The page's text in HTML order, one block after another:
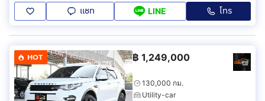
แชท LINE โทร
HOT ฿ 1,249,000
130,000 กม.
Utility-car